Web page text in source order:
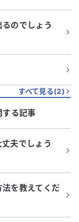
のでしょう
すべて見る(2)
する記事
夫でしょう
を教えてくだ